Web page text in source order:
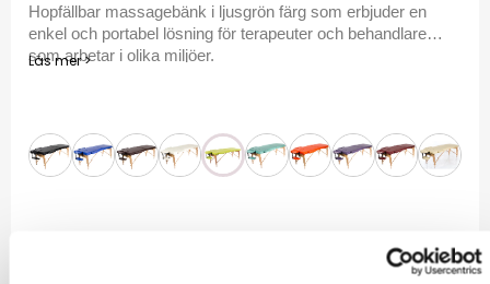
Hopfällbar massagebänk i ljusgrön färg som erbjuder en
enkel och portabel lösning för terapeuter och behandlare
som arbetar i olika miljöer.
Läs mer >
2 200,00 kr
Exkl. moms